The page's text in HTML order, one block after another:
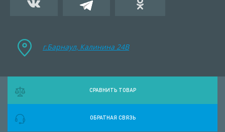
г.Барнаул, Калинина 24B
СРАВНИТЬ ТОВАР
ОБРАТНАЯ СВЯЗЬ